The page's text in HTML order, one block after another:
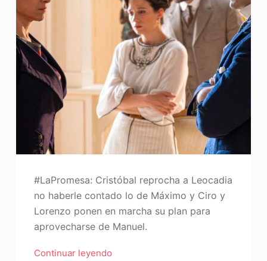
#LaPromesa: Cristóbal reprocha a Leocadia
no haberle contado lo de Máximo y Ciro y
Lorenzo ponen en marcha su plan para
aprovecharse de Manuel.
Continuar leyendo